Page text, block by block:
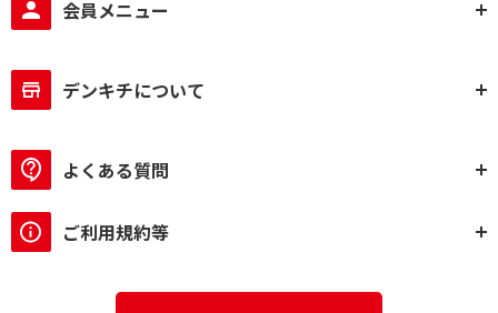
会員メニュー
デンキチについて
よくある質問
ご利用規約等